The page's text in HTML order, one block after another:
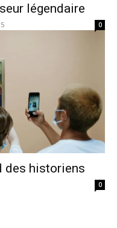
légendaire
0
des historiens
0